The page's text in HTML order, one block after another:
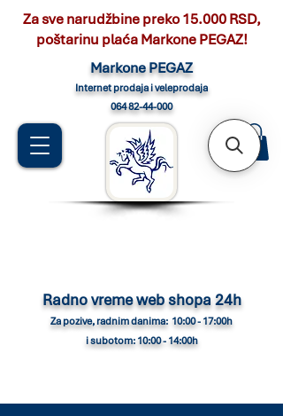
Markone PEGAZ
Internet prodaja i veleprodaja
064 82-44-000
Radno vreme web shopa 24h
Za pozive, radnim danima: 10:00 - 17:00h
i subotom: 10:00 - 14:00h
Za sve narudžbine preko 15.000 RSD,
poštarinu plaća Markone PEGAZ!